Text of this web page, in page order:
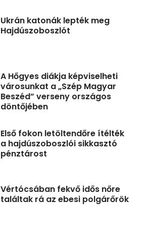
Ukrán katonák lepték meg
Hajdúszoboszlót
A Hőgyes diákja képviselheti
városunkat a „Szép Magyar
Beszéd” verseny országos
döntőjében
Első fokon letöltendőre ítélték
a hajdúszoboszlói sikkasztó
pénztárost
Vértócsában fekvő idős nőre
találtak rá az ebesi polgárőrök